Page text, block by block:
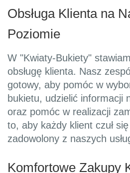
Obsługa Klienta na
Poziomie
W "Kwiaty-Bukiety"
obsługę klienta. Nasz
gotowy, aby pomóc w
bukietu, udzielić informacji
oraz pomóc w realizacji
to, aby każdy klient czuł
zadowolony z naszych
Komfortowe Zakupy